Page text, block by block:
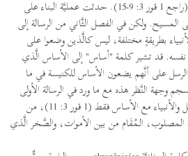
وضعوا الأساس بالكرازة بالمسيح (راجع 1 قور 3: 9-15). حدثت عمليَّة البناء على
المسيح. ولكن في الفصل الثَّاني من الرسالة إلى
بطريقةٍ مختلفة، ليس كالَّذين وضعوا على
نفسه. قد تشير كلمة "أساس" إلى الأساس الَّذي
الرسل على أنَّهم يضعون الأساس للكنيسة في ما
وجهة النَّظر هذه مع ما ورد في الرسالة الأولى
إلى أهل قورنتس، الَّتي تقارن الرسل والأنبياء مع الأساس فقط (1 قور 3: 11)، من
المصلوب، الـمُقَام من بين الأموات، والصَّخر الَّذي